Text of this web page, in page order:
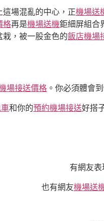
這場混亂的中心，正機場送
格再是機場送機鉅細屏組合
，被一股金色的飯店機場
場接送價格 。你必須體會
和你的預約機場接送好搭
有網友
也有網友機場送